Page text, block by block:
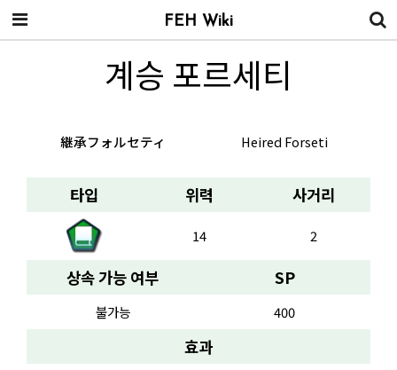
계승 포르세티
継承フォルセティ Heired Forseti
타입 위력 사거리
14 2
상속 가능 여부 SP
불가능 400
효과
FEH Wiki